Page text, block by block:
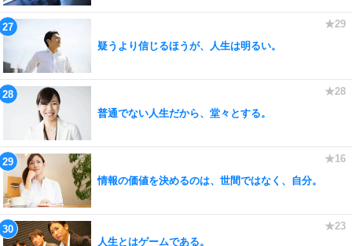
疑うより信じるほうが、人生は明るい。
普通でない人生だから、堂々とする。
情報の価値を決めるのは、世間ではなく、自分。
人生とはゲームである。